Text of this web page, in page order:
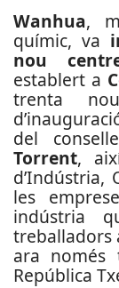
Wanhua,
químic, va
nou
establert a
trenta
del
Torrent,
d’Indústria,
les
indústria
treballadors
ara només
República